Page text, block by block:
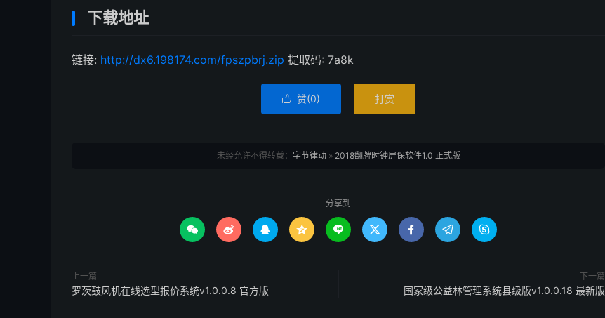
下载地址
链接: http://dx6.198174.com/fpszpbrj.zip 提取码: 7a8k
 赞(0) 打赏
未经允许不得转载： 字节律动» 2018翻牌时钟屏保软件1.0 正式版
分享到
        
上一篇
罗茨鼓风机在线选型报价系统v1.0.0.8 官方版
下一篇
国家级公益林管理系统县级版v1.0.0.18 最新版